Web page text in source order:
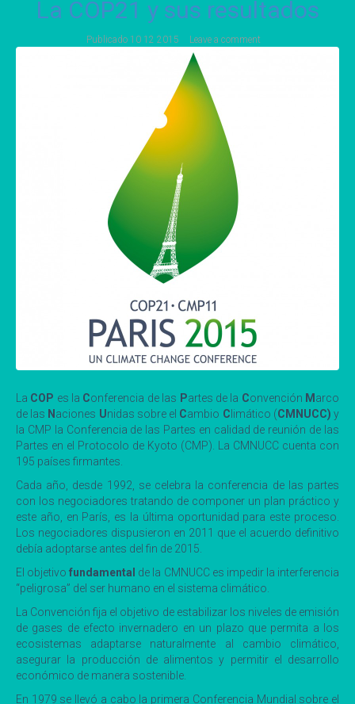
La COP21 y sus resultados
Publicado 10 12 2015 Leave a comment
La COP es la Conferencia de las Partes de la Convención M arco
de las N aciones Unidas sobre el Cambio C limático (CMNUCC) y
la CMP la Conferencia de las Partes en calidad de reunión de las
Partes en el Protocolo de Kyoto (CMP). La CMNUCC cuenta con
195 países firmantes.
Cada año, desde 1992, se celebra la conferencia de las partes
con los negociadores tratando de componer un plan práctico y
este año, en París, es la última oportunidad para este proceso.
Los negociadores dispusieron en 2011 que el acuerdo definitivo
debía adoptarse antes del fin de 2015.
El objetivofundamental de la CMNUCC es impedir la interferencia
“peligrosa” del ser humano en el sistema climático.
La Convención fija el objetivo de estabilizar los niveles de emisión
de gases de efecto invernadero en un plazo que permita a los
ecosistemas adaptarse naturalmente al cambio climático,
asegurar la producción de alimentos y permitir el desarrollo
económico de manera sostenible.
En 1979 se llevó a cabo la primera Conferencia Mundial sobre el